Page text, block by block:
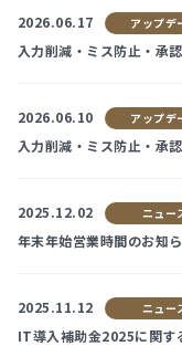
2026.06.17 アップデ
入力削減・ミス防止・承
2026.06.10 アップデ
入力削減・ミス防止・承
2025.12.02 ニュー
年末年始営業時間のお知
2025.11.12 ニュー
IT導入補助金2025に関す